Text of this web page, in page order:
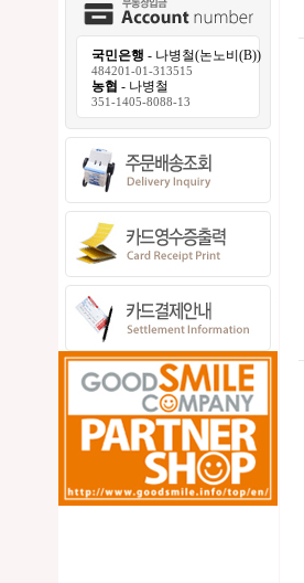
국민은행 - 나병철(논노비(B))
484201-01-313515
농협 - 나병철
351-1405-8088-13